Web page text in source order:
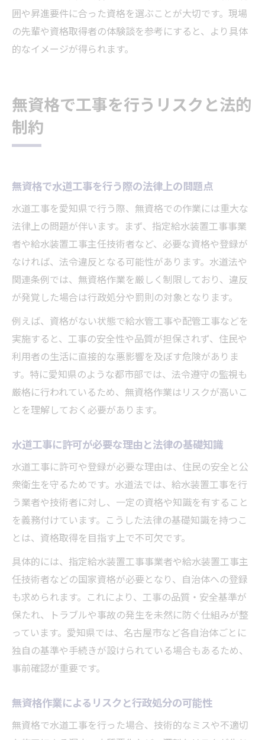
囲や昇進要件に合った資格を選ぶことが大切です。現場
の先輩や資格取得者の体験談を参考にすると、より具体
的なイメージが得られます。
無資格で工事を行うリスクと法的
制約
無資格で水道工事を行う際の法律上の問題点
水道工事を愛知県で行う際、無資格での作業には重大な
法律上の問題が伴います。まず、指定給水装置工事事業
者や給水装置工事主任技術者など、必要な資格や登録が
なければ、法令違反となる可能性があります。水道法や
関連条例では、無資格作業を厳しく制限しており、違反
が発覚した場合は行政処分や罰則の対象となります。
例えば、資格がない状態で給水管工事や配管工事などを
実施すると、工事の安全性や品質が担保されず、住民や
利用者の生活に直接的な悪影響を及ぼす危険がありま
す。特に愛知県のような都市部では、法令遵守の監視も
厳格に行われているため、無資格作業はリスクが高いこ
とを理解しておく必要があります。
水道工事に許可が必要な理由と法律の基礎知識
水道工事に許可や登録が必要な理由は、住民の安全と公
衆衛生を守るためです。水道法では、給水装置工事を行
う業者や技術者に対し、一定の資格や知識を有すること
を義務付けています。こうした法律の基礎知識を持つこ
とは、資格取得を目指す上で不可欠です。
具体的には、指定給水装置工事事業者や給水装置工事主
任技術者などの国家資格が必要となり、自治体への登録
も求められます。これにより、工事の品質・安全基準が
保たれ、トラブルや事故の発生を未然に防ぐ仕組みが整
っています。愛知県では、名古屋市など各自治体ごとに
独自の基準や手続きが設けられている場合もあるため、
事前確認が重要です。
無資格作業によるリスクと行政処分の可能性
無資格で水道工事を行った場合、技術的なミスや不適切